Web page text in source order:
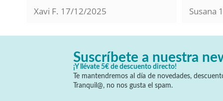
Xavi F. 17/12/2025 Susana
Suscríbete a nuestra
¡Y llévate 5€ de descuento directo!
Te mantendremos al día de novedades,
Tranquil@, no nos gusta el spam.